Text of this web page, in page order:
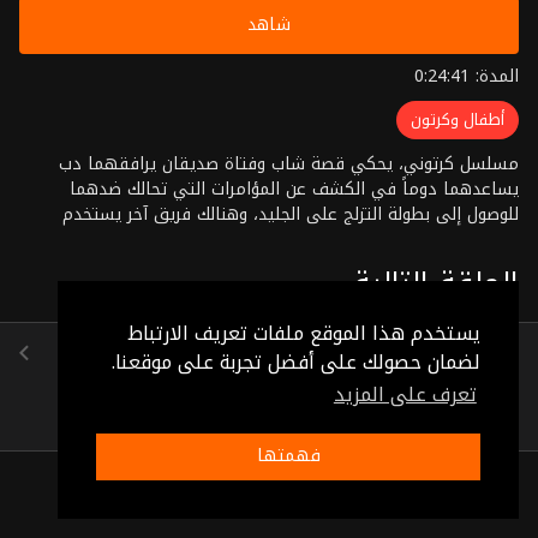
يستخدم هذا الموقع ملفات تعريف الارتباط
لضمان حصولك على أفضل تجربة على موقعنا.
تعرف على المزيد
فهمتها
شاهد
المدة: 0:24:41
أطفال وكرتون
مسلسل كرتوني، يحكي قصة شاب وفتاة صديقان يرافقهما دب
يساعدهما دوماً في الكشف عن المؤامرات التي تحالك ضدهما
للوصول إلى بطولة التزلج على الجليد، وهنالك فريق آخر يستخدم
العلم بالطرق السلبية والمنشطات للحصول على البطولة ولابد دوماً
من إنتصار الخير على الش
الحلقة التالية
الحلقة 10
(0:26:09)